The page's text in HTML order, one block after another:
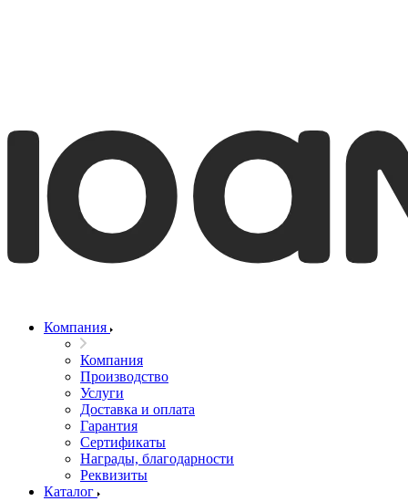
Компания
Компания
Производство
Услуги
Доставка и оплата
Гарантия
Сертификаты
Награды, благодарности
Реквизиты
Каталог